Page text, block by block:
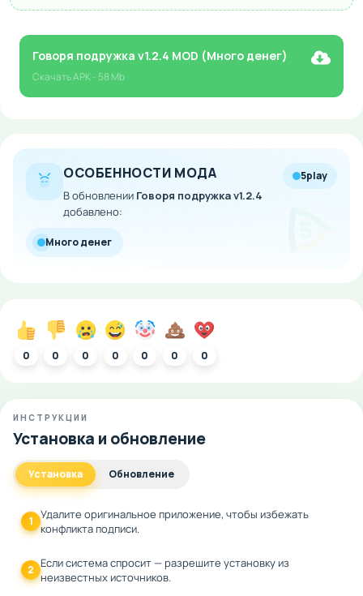
Говоря подружка v1.2.4 MOD (Много денег)
СкачатьAPK- 58 Mb
ОСОБЕННОСТИ МОДА
В обновлении Говоря подружка v1.2.4
добавлено:
5play
Много денег
0 0 0 0 0 0 0
ИНСТРУКЦИИ
Установка и обновление
Установка Обновление
1 Удалите оригинальное приложение, чтобы избежать
конфликта подписи.
2 Если система спросит — разрешите установку из
неизвестных источников.